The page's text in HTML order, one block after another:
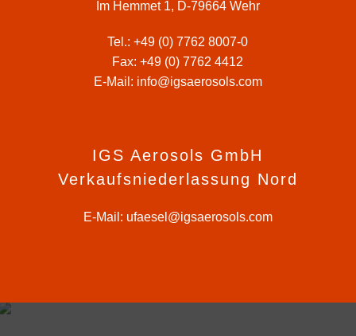
Im Hemmet 1, D-79664 Wehr
Tel.:+49 (0) 7762 8007-0
Fax: +49 (0) 7762 4412
E-Mail: info@igsaerosols.com
IGS Aerosols GmbH
Verkaufsniederlassung Nord
E-Mail: ufaesel@igsaerosols.com